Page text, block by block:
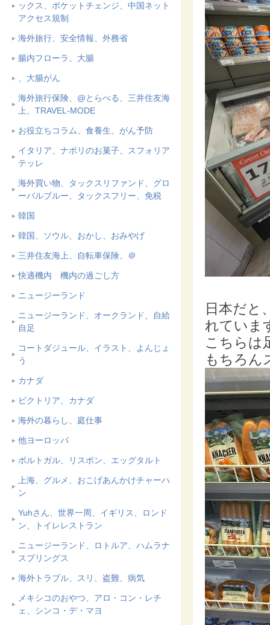
ックス、ポケットチェンジ、中国ネット
アクセス規制
海外旅行、安全情報、外務省
腸内フローラ、大腸
、大腸がん
海外旅行保険、@とらべる、三井住友海
上、TRAVEL-MODE
お役立ちコラム、食養生、がん予防
イタリア、ナポリのお菓子、スフォリア
テッレ
海外買い物、タックスリファンド、グロ
ーバルブルー、タックスフリー、免税
韓国
韓国、ソウル、おかし、おみやげ
三井住友海上、自転車保険、＠
快適機内 機内の過ごし方
ニュージーランド
ニュージーランド、オークランド、自給
自足
コートダジュール、イラスト、よんじょ
う
カナダ
ビクトリア、カナダ
海外の暮らし、庭仕事
他ヨーロッパ
ポルトガル、リスボン、エッグタルト
上海、グルメ、おこげあんかけチャーハ
ン
Yuhさん、世界一周、イギリス、ロンド
ン、トイレレストラン
ニュージーランド、ロトルア、ハムラナ
スプリングス
海外トラブル、スリ、盗難、病気
メキシコのおやつ、アロ・コン・レチ
ェ、シンコ・デ・マヨ
日本だと
れていま
こちらは
もちろん